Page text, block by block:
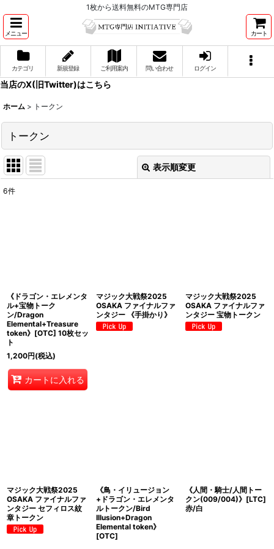
1枚から送料無料のMTG専門店
メニュー カート
カテゴリ 新規登録 ご利用案内 問い合わせ ログイン
当店のX(旧Twitter)はこちら
ホーム > トークン
トークン
表示順変更
6件
《ドラゴン・エレメンタ
ル+宝物トーク
ン/Dragon
Elemental+Treasure
token》[OTC] 10枚セッ
ト
1,200円(税込)
カートに入れる
マジック大戦祭2025
OSAKA ファイナルファ
ンタジー 《手掛かり》
マジック大戦祭2025
OSAKA ファイナルファ
ンタジー 宝物トークン
マジック大戦祭2025
OSAKA ファイナルファ
ンタジー セフィロス紋
章トークン
《鳥・イリュージョン
+ドラゴン・エレメンタ
ルトークン/Bird
Illusion+Dragon
Elemental token》
[OTC]
《人間・騎士/人間トー
クン(009/004)》[LTC]
赤/白